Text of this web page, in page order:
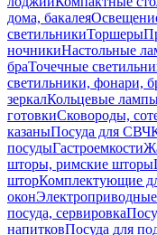
дома, бакалея
светильникиТоршеры
ночникиНастольные
браТочечные
светильники, фонари,
зеркалКольцевые
готовкиСковороды,
казаныПосуда для СВЧ
посудыГастроемкости
шторы, римские шторы
шторКомплектующие
окон
посуда, сервировка
напитковПосуда для